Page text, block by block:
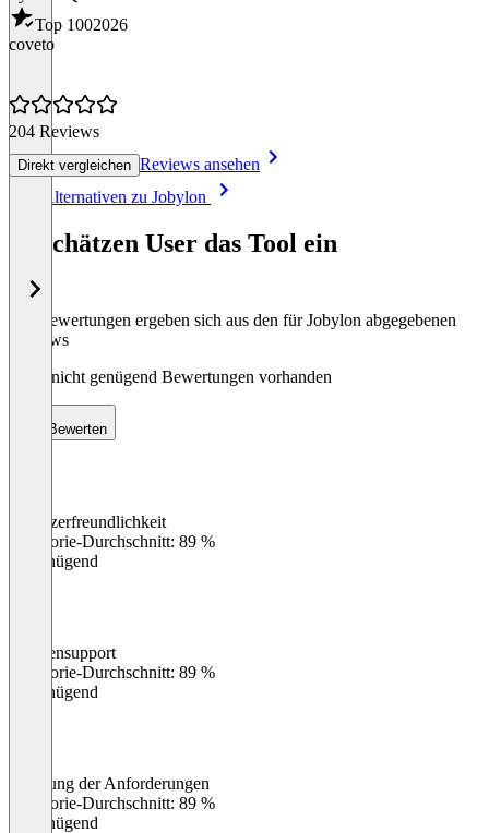
Top 1002026
coveto
204 Reviews
Direkt vergleichen Reviews ansehen
Alle Alternativen zu Jobylon
So schätzen User das Tool ein
Die Bewertungen ergeben sich aus den für Jobylon abgegebenen
Reviews
Noch nicht genügend Bewertungen vorhanden
Bewerten
Benutzerfreundlichkeit
Kategorie-Durchschnitt: 89 %
Ungenügend
Kundensupport
Kategorie-Durchschnitt: 89 %
Ungenügend
Erfüllung der Anforderungen
Kategorie-Durchschnitt: 89 %
Ungenügend